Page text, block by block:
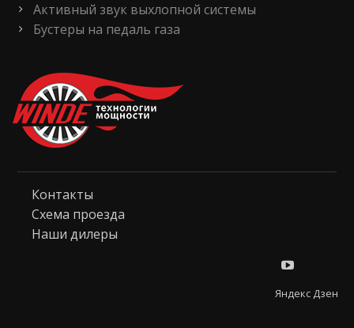
Активный звук выхлопной системы
Бустеры на педаль газа
Контакты
Схема проезда
Наши дилеры
Яндекс Дзен